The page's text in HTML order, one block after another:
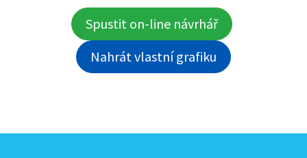
Spustit on-line návrhář
Nahrát vlastní grafiku